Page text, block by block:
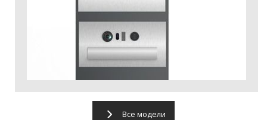
Все модели